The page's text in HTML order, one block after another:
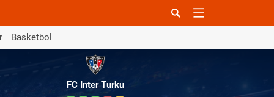
Basketbol
FC Inter Turku